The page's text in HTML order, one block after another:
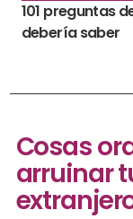
101 preguntas
debería saber
Cosas
arruinar